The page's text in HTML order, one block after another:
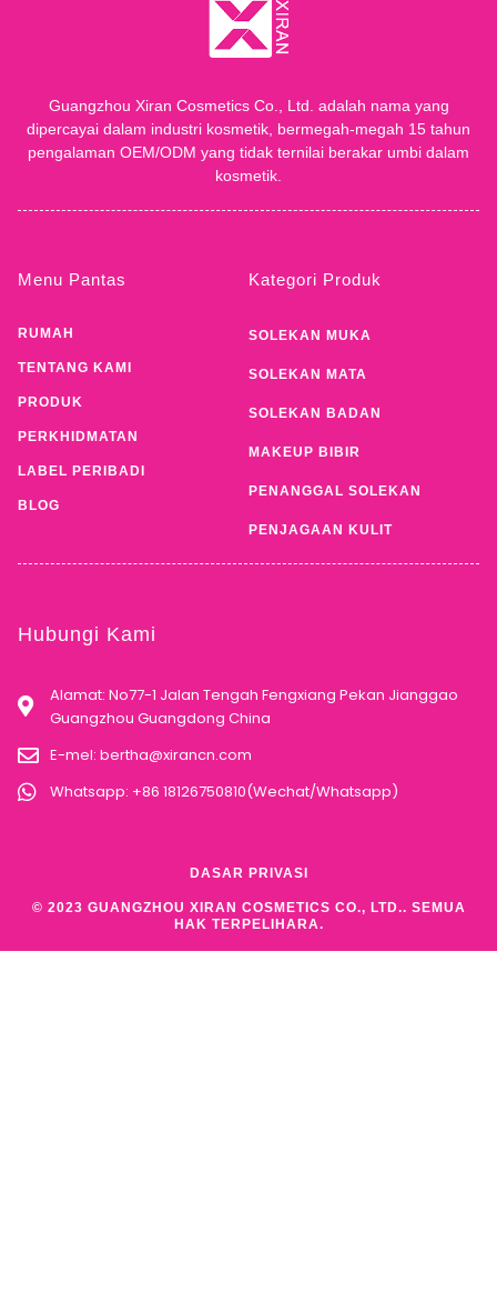
Guangzhou Xiran Cosmetics Co., Ltd. adalah nama yang
dipercayai dalam industri kosmetik, bermegah-megah 15 tahun
pengalaman OEM/ODM yang tidak ternilai berakar umbi dalam
kosmetik.
Menu Pantas
RUMAH
TENTANG KAMI
PRODUK
PERKHIDMATAN
LABEL PERIBADI
BLOG
Kategori Produk
SOLEKAN MUKA
SOLEKAN MATA
SOLEKAN BADAN
MAKEUP BIBIR
PENANGGAL SOLEKAN
PENJAGAAN KULIT
Hubungi Kami
Alamat: No77-1 Jalan Tengah Fengxiang Pekan Jianggao
Guangzhou Guangdong China
E-mel: bertha@xirancn.com
Whatsapp: +86 18126750810(Wechat/Whatsapp)
© 2023 GUANGZHOU XIRAN COSMETICS CO., LTD.. SEMUA
HAK TERPELIHARA.
DASAR PRIVASI